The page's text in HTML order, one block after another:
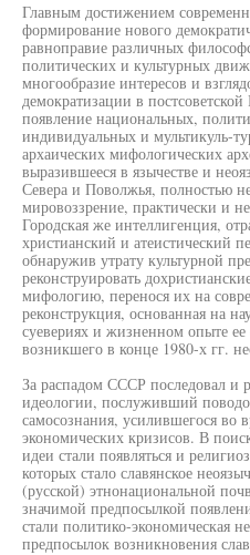
Главным достижением
формирование нового
равноправие различных
политических и культурных
многообразие интересов и
демократизации в
появление национальных,
индивидуальных и мультикуль-
архаических мифологических
выразившееся в язычестве и
Севера и Поволжья, полностью
мировоззрение, практически и
Городская же интеллигенция,
христианский и атеистический
обнаружив утрату культурной
реконструировать
мифологию, перенося их на
реконструкция, основанная на
суевериях и жизненном опыте ее
возникшего в конце 1980-х гг.
За распадом СССР последовал и
идеологии, послуживший
самосознания, усилившегося во
экономических кризисов. В
идеи стали появляться и
которых стало славянское
(русской) этнонациональной
значимой предпосылкой
стали политико-экономическая
предпосылок возникновения